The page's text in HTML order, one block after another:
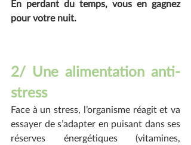
En perdant du temps, vous en gagnez
pour votre nuit.
2/ Une alimentation anti-
stress
Face à un stress, l’organisme réagit et va
essayer de s’adapter en puisant dans ses
réserves énergétiques (vitamines,